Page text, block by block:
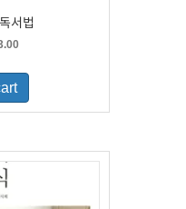
서법
Current
is:
$23.00.